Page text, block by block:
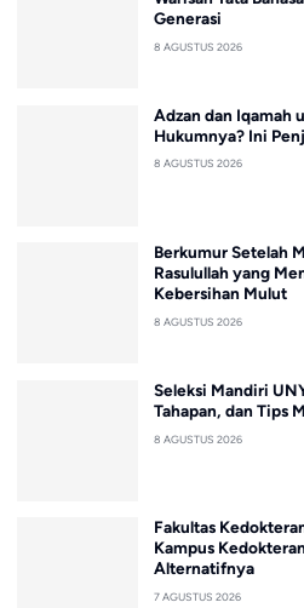
Generasi
8 AGUSTUS 2026
Adzan dan Iqamah
Hukumnya? Ini
8 AGUSTUS 2026
Berkumur Setelah
Rasulullah yang
Kebersihan Mulut
8 AGUSTUS 2026
Seleksi Mandiri
Tahapan, dan Tips
8 AGUSTUS 2026
Fakultas
Kampus
Alternatifnya
7 AGUSTUS 2026